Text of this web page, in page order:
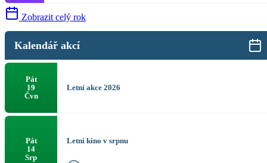
Zobrazit celý rok
Kalendář akcí
Pát
19
Čvn
Letní akce 2026
Pát
14
Srp
Letní kino v srpnu